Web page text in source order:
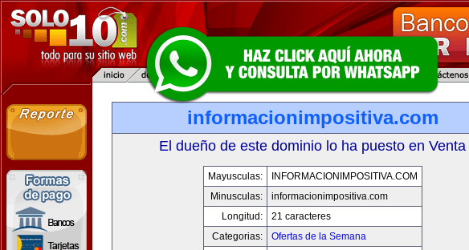
informacionimpositiva.com
El dueño de este dominio lo ha puesto en Venta
Mayusculas:
INFORMACIONIMPOSITIVA.COM
Minusculas:
informacionimpositiva.com
Longitud:
21 caracteres
Categorias:
Ofertas de la Semana